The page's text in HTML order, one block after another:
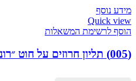
מידע נוסף
Quick view
הוסף לרשימת המשאלות
(005) תליון חרוזים על חוט ״רוני״